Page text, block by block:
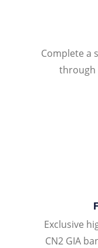
Complete a
through
Exclusive
CN2 GIA